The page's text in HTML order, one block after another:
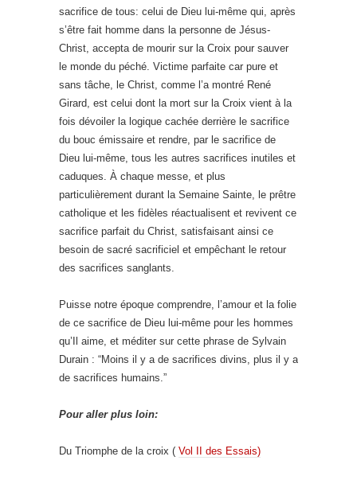
sacrifice de tous: celui de Dieu lui-même qui, après
s’être fait homme dans la personne de Jésus-
Christ, accepta de mourir sur la Croix pour sauver
le monde du péché. Victime parfaite car pure et
sans tâche, le Christ, comme l’a montré René
Girard, est celui dont la mort sur la Croix vient à la
fois dévoiler la logique cachée derrière le sacrifice
du bouc émissaire et rendre, par le sacrifice de
Dieu lui-même, tous les autres sacrifices inutiles et
caduques. À chaque messe, et plus
particulièrement durant la Semaine Sainte, le prêtre
catholique et les fidèles réactualisent et revivent ce
sacrifice parfait du Christ, satisfaisant ainsi ce
besoin de sacré sacrificiel et empêchant le retour
des sacrifices sanglants.
Puisse notre époque comprendre, l’amour et la folie
de ce sacrifice de Dieu lui-même pour les hommes
qu’Il aime, et méditer sur cette phrase de Sylvain
Durain : “Moins il y a de sacrifices divins, plus il y a
de sacrifices humains.”
Pour aller plus loin:
Du Triomphe de la croix ( Vol II des Essais)